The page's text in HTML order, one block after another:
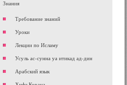
Знания
Требование знаний
Уроки
Лекции по Исламу
Усуль ас-сунна уа итикад ад-дин
Арабский язык